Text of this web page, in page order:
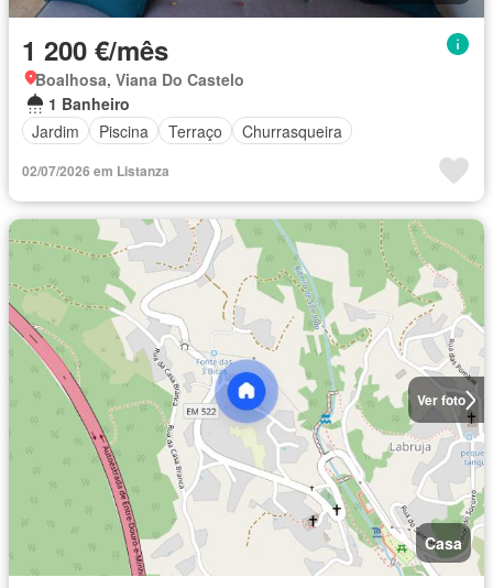
1 200 €/mês
Boalhosa, Viana Do Castelo
1 Banheiro
Jardim
Piscina Terraço Churrasqueira
02/07/2026 em Listanza
Ver foto
Casa